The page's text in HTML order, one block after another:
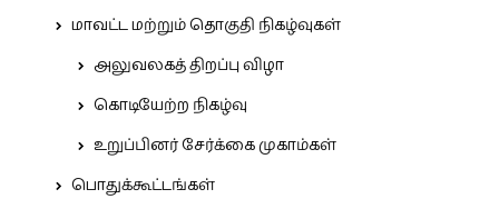
மாவட்ட மற்றும் தொகுதி நிகழ்வுகள்
அலுவலகத் திறப்பு விழா
கொடியேற்ற நிகழ்வு
உறுப்பினர் சேர்க்கை முகாம்கள்
பொதுக்கூட்டங்கள்